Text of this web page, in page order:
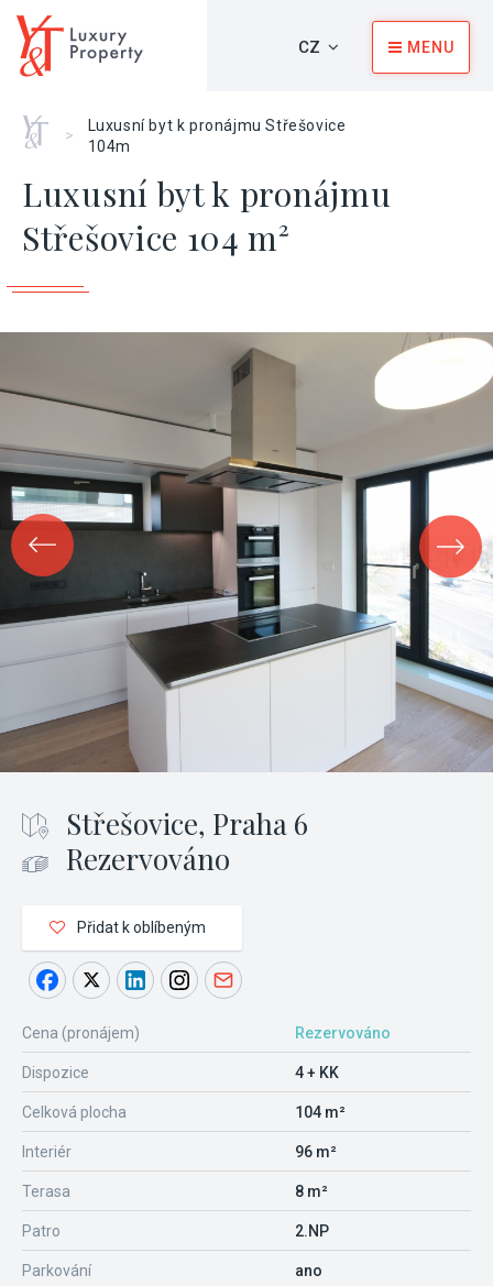
CZ MENU
Home
>
Luxusní byt k pronájmu Střešovice
104m
Luxusní byt k pronájmu
Střešovice 104 m²
Střešovice, Praha 6
Rezervováno
Přidat k oblíbeným
Cena (pronájem) Rezervováno
Dispozice 4 + KK
Celková plocha 104 m²
Interiér 96 m²
Terasa 8 m²
Patro 2.NP
Parkování ano